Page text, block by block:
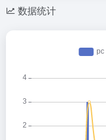
数据统计